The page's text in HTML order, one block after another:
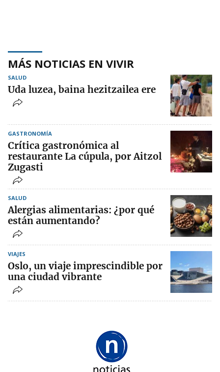
MÁS NOTICIAS EN VIVIR
SALUD
Uda luzea, baina hezitzailea ere
GASTRONOMÍA
Crítica gastronómica al
restaurante La cúpula, por Aitzol
Zugasti
SALUD
Alergias alimentarias: ¿por qué
están aumentando?
VIAJES
Oslo, un viaje imprescindible por
una ciudad vibrante